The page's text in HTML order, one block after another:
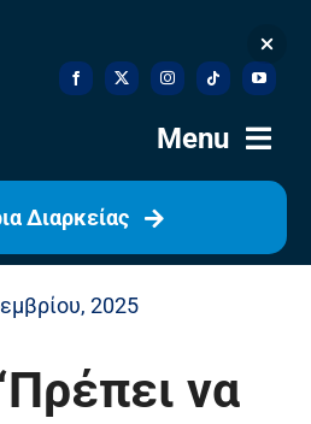
Menu
Αρχική
Ιστορία
Η Ομάδα
Διαρκείας
2025
να